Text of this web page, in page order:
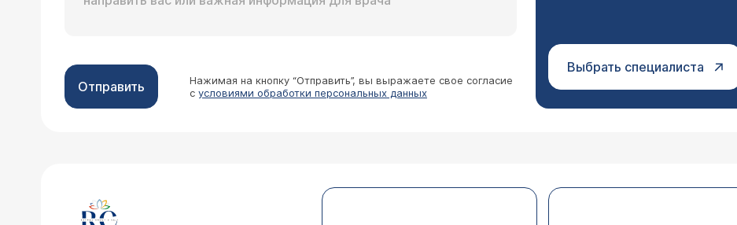
Отправить
Нажимая на кнопку “Отправить”, вы выражаете свое согласие
с условиями обработки персональных данных
Выбрать специалиста